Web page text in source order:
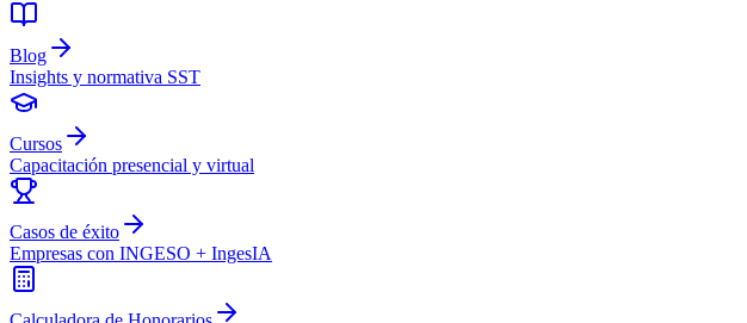
Blog
Insights y normativa SST
Cursos
Capacitación presencial y virtual
Casos de éxito
Empresas con INGESO + IngesIA